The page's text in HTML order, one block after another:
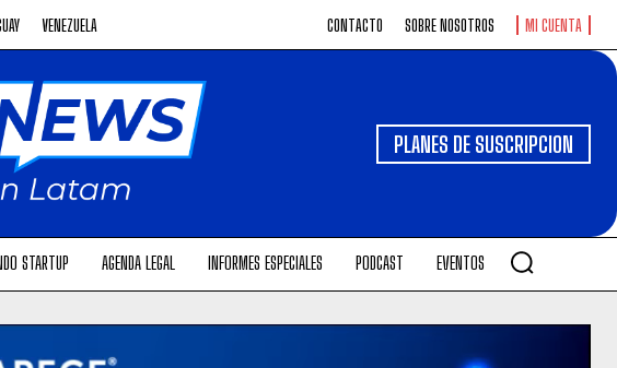
VENEZUELA CONTACTO SOBRE NOSOTROS MI CUENTA
PLANES DE SUSCRIPCION
STARTUP AGENDA LEGAL INFORMES ESPECIALES PODCAST EVENTOS